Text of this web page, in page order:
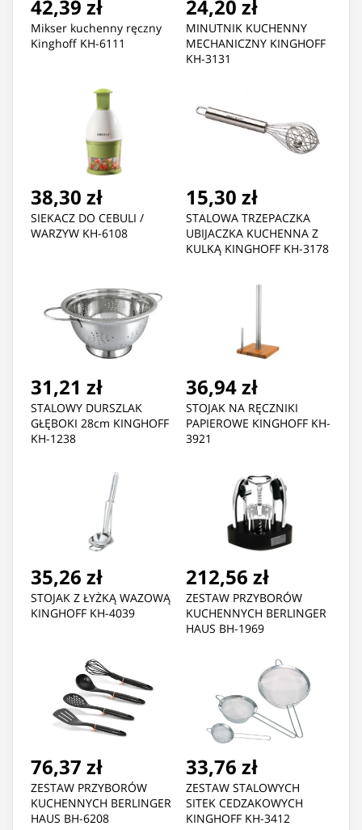
42,39 zł
Mikser kuchenny ręczny
Kinghoff KH-6111
24,20 zł
MINUTNIK KUCHENNY
MECHANICZNY KINGHOFF
KH-3131
38,30 zł
SIEKACZ DO CEBULI /
WARZYW KH-6108
15,30 zł
STALOWA TRZEPACZKA
UBIJACZKA KUCHENNA Z
KULKĄ KINGHOFF KH-3178
31,21 zł
STALOWY DURSZLAK
GŁĘBOKI 28cm KINGHOFF
KH-1238
36,94 zł
STOJAK NA RĘCZNIKI
PAPIEROWE KINGHOFF KH-
3921
35,26 zł
STOJAK Z ŁYŻKĄ WAZOWĄ
KINGHOFF KH-4039
212,56 zł
ZESTAW PRZYBORÓW
KUCHENNYCH BERLINGER
HAUS BH-1969
76,37 zł
ZESTAW PRZYBORÓW
KUCHENNYCH BERLINGER
HAUS BH-6208
33,76 zł
ZESTAW STALOWYCH
SITEK CEDZAKOWYCH
KINGHOFF KH-3412